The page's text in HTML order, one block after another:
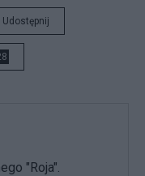
Udostępnij
"Roja".